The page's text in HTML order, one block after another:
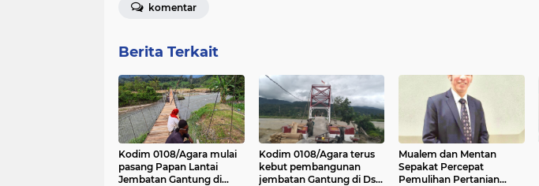
komentar
Berita Terkait
Kodim 0108/Agara mulai
pasang Papan Lantai
Jembatan Gantung di
Kodim 0108/Agara terus
kebut pembangunan
jembatan Gantung di Ds.
Mualem dan Mentan
Sepakat Percepat
Pemulihan Pertanian